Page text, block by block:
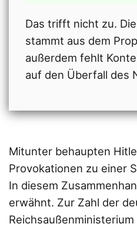
Das trifft nicht zu.
stammt aus dem
außerdem fehlt
auf den Überfall des
Mitunter behaupten
Provokationen zu einer
In diesem
erwähnt. Zur Zahl der